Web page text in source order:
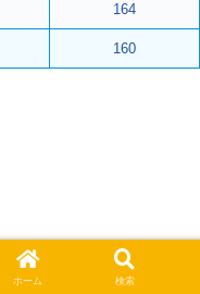
164
160
今、この表を見ながら、
ホーム 検索